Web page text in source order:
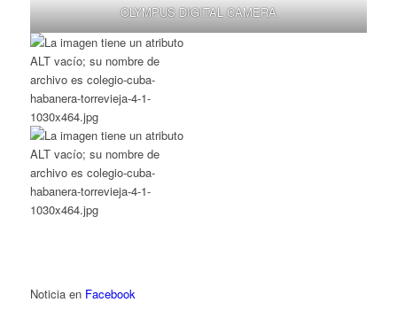
OLYMPUS DIGITAL CAMERA
Noticia en Facebook